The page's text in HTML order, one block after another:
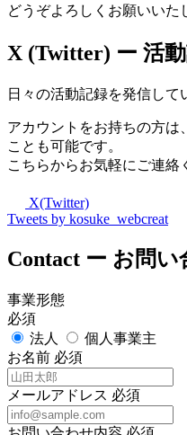
どうぞよろしくお願いいた
X (Twitter) ー 活
日々の活動記録を発信して
アカウントをお持ちの方は
ことも可能です。
こちらからお気軽にご連絡
X(Twitter)
Tweets by kosuke_webcreat
Contact ー お問い
事業形態
必須
法人
個人事業主
お名前 必須
メールアドレス 必須